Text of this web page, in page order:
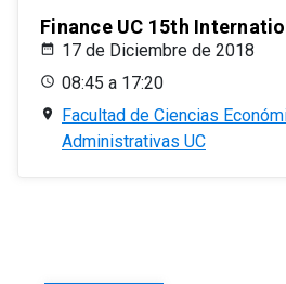
Finance UC 15th
17 de Diciembre de 2018
08:45 a 17:20
Facultad de Ciencias
Administrativas UC